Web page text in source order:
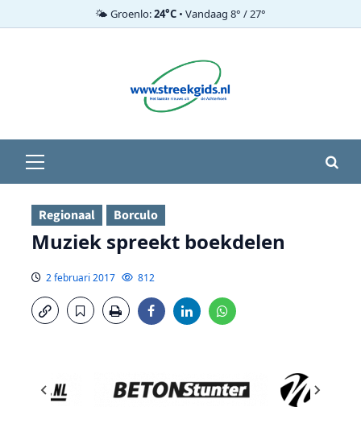
🌤️ Groenlo:24°C • Vandaag 8° / 27°
menu
Regionaal Borculo
Muziek spreekt boekdelen
2 februari 2017 812